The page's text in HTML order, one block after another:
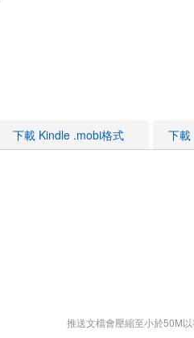
下載 Kindle .mobi格式 下載
推送文檔會壓縮至小於50M